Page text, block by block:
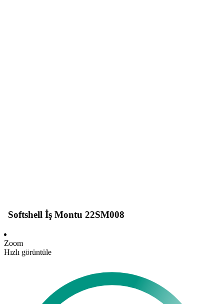
Softshell İş Montu 22SM008
Zoom
Hızlı görüntüle